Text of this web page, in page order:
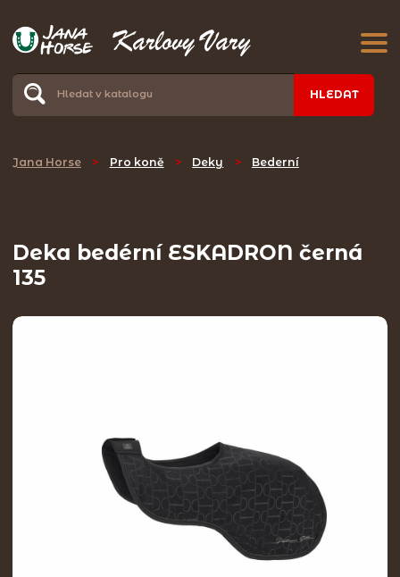
HLEDAT
Jana Horse > Pro koně > Deky > Bederní
Deka bedérní ESKADRON černá
135